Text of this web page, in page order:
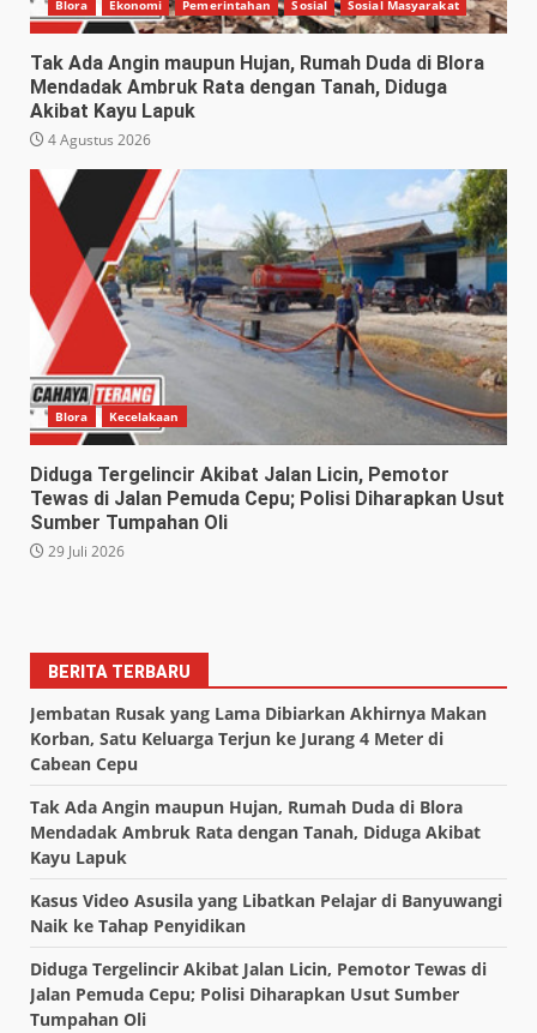
Blora Ekonomi Pemerintahan Sosial Sosial Masyarakat
Tak Ada Angin maupun Hujan, Rumah Duda di Blora
Mendadak Ambruk Rata dengan Tanah, Diduga
Akibat Kayu Lapuk
4 Agustus 2026
Blora Kecelakaan
Diduga Tergelincir Akibat Jalan Licin, Pemotor
Tewas di Jalan Pemuda Cepu; Polisi Diharapkan Usut
Sumber Tumpahan Oli
29 Juli 2026
BERITA TERBARU
Jembatan Rusak yang Lama Dibiarkan Akhirnya Makan
Korban, Satu Keluarga Terjun ke Jurang 4 Meter di
Cabean Cepu
Tak Ada Angin maupun Hujan, Rumah Duda di Blora
Mendadak Ambruk Rata dengan Tanah, Diduga Akibat
Kayu Lapuk
Kasus Video Asusila yang Libatkan Pelajar di Banyuwangi
Naik ke Tahap Penyidikan
Diduga Tergelincir Akibat Jalan Licin, Pemotor Tewas di
Jalan Pemuda Cepu; Polisi Diharapkan Usut Sumber
Tumpahan Oli